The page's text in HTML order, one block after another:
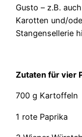
Gusto – z.B.
Karotten und/
Stangensellerie
Zutaten für vier
700 g Kartoffeln
1 rote Paprika